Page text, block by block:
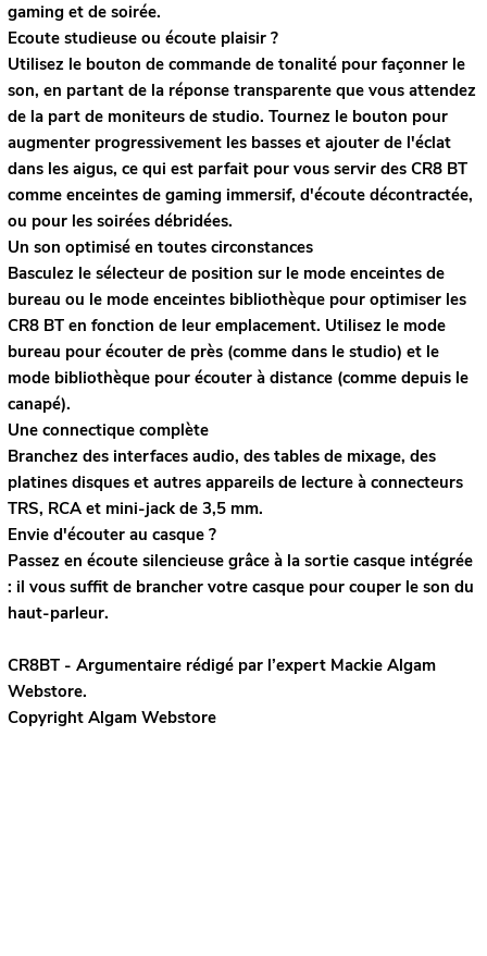
gaming et de soirée.
Ecoute studieuse ou écoute plaisir ?
Utilisez le bouton de commande de tonalité pour façonner le
son, en partant de la réponse transparente que vous attendez
de la part de moniteurs de studio. Tournez le bouton pour
augmenter progressivement les basses et ajouter de l'éclat
dans les aigus, ce qui est parfait pour vous servir des CR8 BT
comme enceintes de gaming immersif, d'écoute décontractée,
ou pour les soirées débridées.
Un son optimisé en toutes circonstances
Basculez le sélecteur de position sur le mode enceintes de
bureau ou le mode enceintes bibliothèque pour optimiser les
CR8 BT en fonction de leur emplacement. Utilisez le mode
bureau pour écouter de près (comme dans le studio) et le
mode bibliothèque pour écouter à distance (comme depuis le
canapé).
Une connectique complète
Branchez des interfaces audio, des tables de mixage, des
platines disques et autres appareils de lecture à connecteurs
TRS, RCA et mini-jack de 3,5 mm.
Envie d'écouter au casque ?
Passez en écoute silencieuse grâce à la sortie casque intégrée
: il vous suffit de brancher votre casque pour couper le son du
haut-parleur.
CR8BT - Argumentaire rédigé par l’expert MackieAlgam
Webstore.
Copyright Algam Webstore